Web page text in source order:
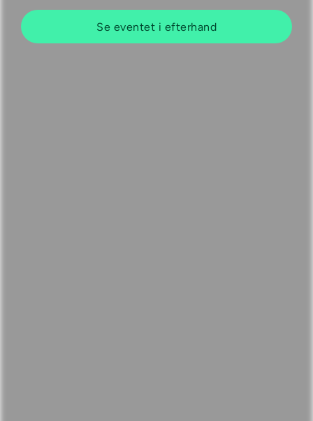
Se eventet i efterhand